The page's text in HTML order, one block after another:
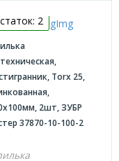
2
Torx 25,
2шт, ЗУБР
37870-10-100-2